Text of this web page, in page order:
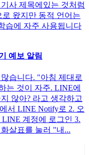
사 제목에있는 것처럼
로 왔지만 동적 언어는
습에 자주 사용됩니다
예보 알림
습니다. "아침 제대로
는 것이 자주. LINE에
않아? 라고 생각하고
서 LINE Notify로 2. 오
계정에 로그인 3.
살표를 눌러 "내...